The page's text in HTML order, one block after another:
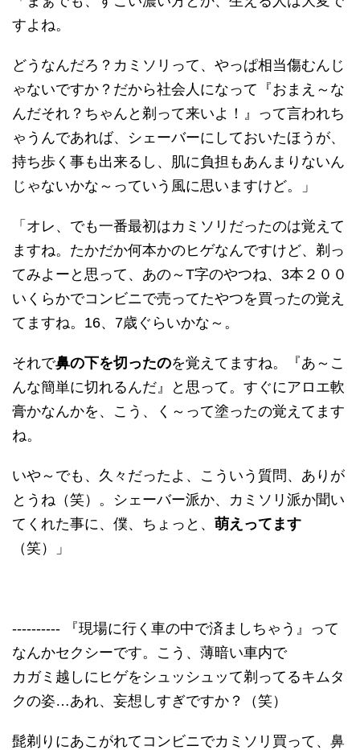
すよね。
どうなんだろ？カミソリって、やっぱ相当傷むんじ
ゃないですか？だから社会人になって『おまえ～な
んだそれ？ちゃんと剃って来いよ！』って言われち
ゃうんであれば、シェーバーにしておいたほうが、
持ち歩く事も出来るし、肌に負担もあんまりないん
じゃないかな～っていう風に思いますけど。」
「オレ、でも一番最初はカミソリだったのは覚えて
ますね。たかだか何本かのヒゲなんですけど、剃っ
てみよーと思って、あの～T字のやつね、3本２００
いくらかでコンビニで売ってたやつを買ったの覚え
てますね。16、7歳ぐらいかな～。
それで鼻の下を切ったのを覚えてますね。『あ～こ
んな簡単に切れるんだ』と思って。すぐにアロエ軟
膏かなんかを、こう、く～って塗ったの覚えてます
ね。
いや～でも、久々だったよ、こういう質問、ありが
とうね（笑）。シェーバー派か、カミソリ派か聞い
てくれた事に、僕、ちょっと、 萌えってます
（笑）」
---------- 『現場に行く車の中で済ましちゃう』って
なんかセクシーです。こう、薄暗い車内で
カガミ越しにヒゲをシュッシュッて剃ってるキムタ
クの姿…あれ、妄想しすぎですか？（笑）
髭剃りにあこがれてコンビニでカミソリ買って、鼻